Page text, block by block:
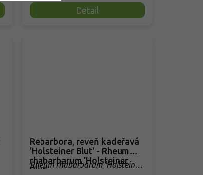
Detail
Rebarbora, reveň kadeřavá
'Holsteiner Blut' - Rheum
rhabarbarum 'Holsteiner
Blut'
Rheum rhabarbarum 'Holsteiner